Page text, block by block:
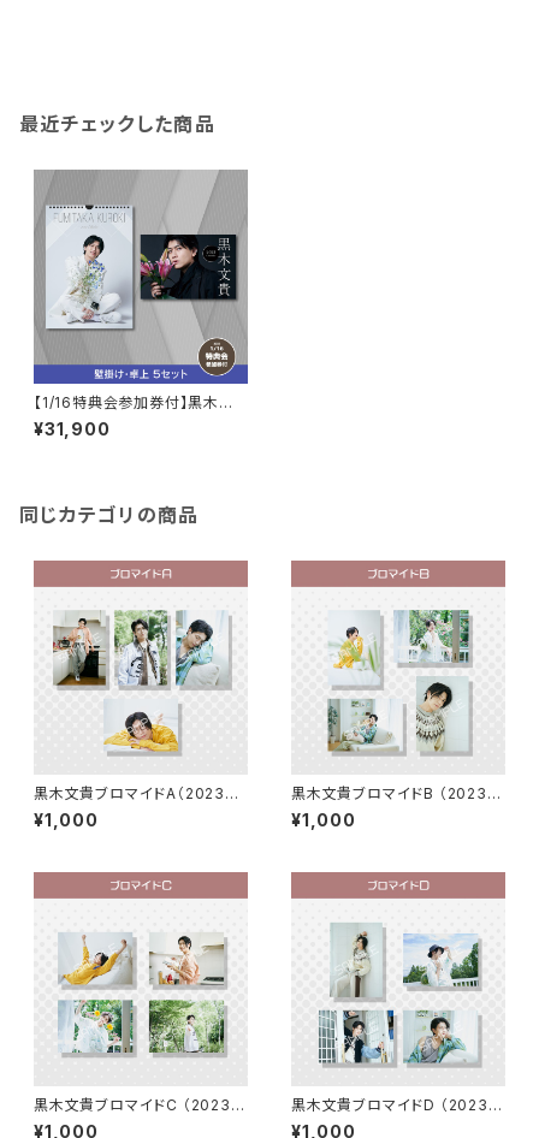
最近チェックした商品
【1/16特典会参加券付】黒木文
貴2022年カレンダー（卓上・壁
掛け5セット）
¥31,900
同じカテゴリの商品
黒木文貴ブロマイドA（2023カ
レンダーアザーカット）
¥1,000
黒木文貴ブロマイドB （2023カ
レンダーアザーカット）
¥1,000
黒木文貴ブロマイドC （2023カ
レンダーアザーカット）
¥1,000
黒木文貴ブロマイドD （2023カ
レンダーアザーカット）
¥1,000